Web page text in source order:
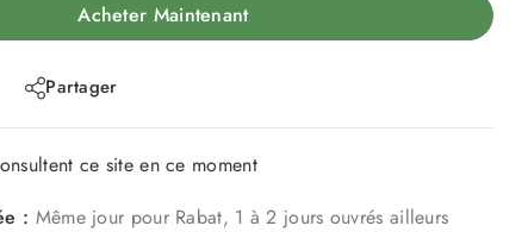
Acheter Maintenant
Partager
ce site en ce moment
: Même jour pour Rabat, 1 à 2 jours ouvrés ailleurs